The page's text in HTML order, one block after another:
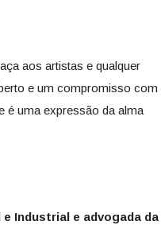
aos artistas e qualquer
e um compromisso com
é uma expressão da alma
Industrial e advogada da